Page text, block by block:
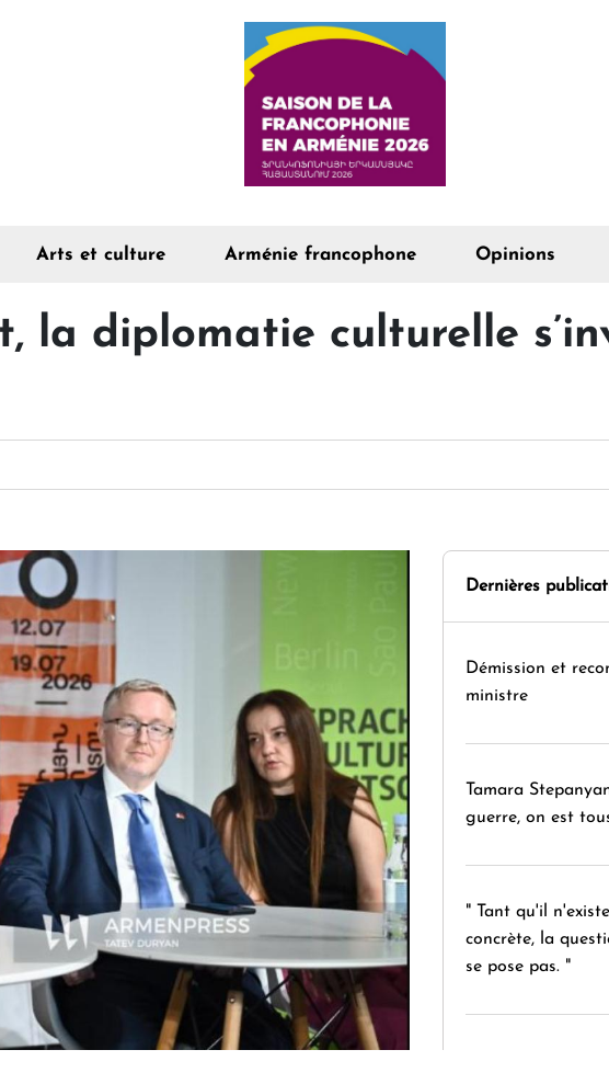
Arts et culture Arménie francophone Opinions
la diplomatie culturelle
Dernières
Démission et
ministre
Tamara
guerre, on est
" Tant qu'il
concrète, la
se pose pas. "